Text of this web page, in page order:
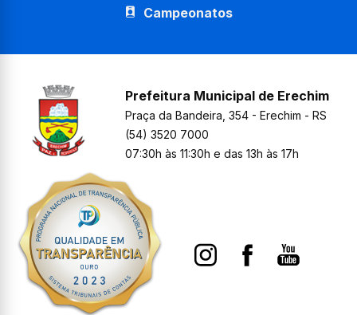
Campeonatos
Prefeitura Municipal de Erechim
Praça da Bandeira, 354 - Erechim - RS
(54) 3520 7000
07:30h às 11:30h e das 13h às 17h